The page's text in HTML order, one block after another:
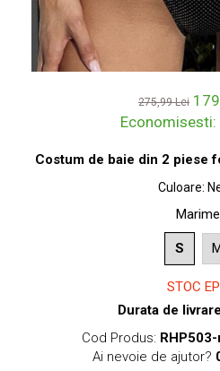
275,99 Lei
Economisesti:
Costum de baie din 2 piese
Culoare:
Marime
S
STOC
Durata de
Cod Produs:
Ai nevoie de ajutor?